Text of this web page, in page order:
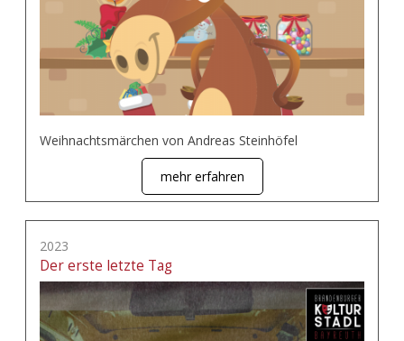
Weihnachtsmärchen von Andreas Steinhöfel
mehr erfahren
2023
Der erste letzte Tag